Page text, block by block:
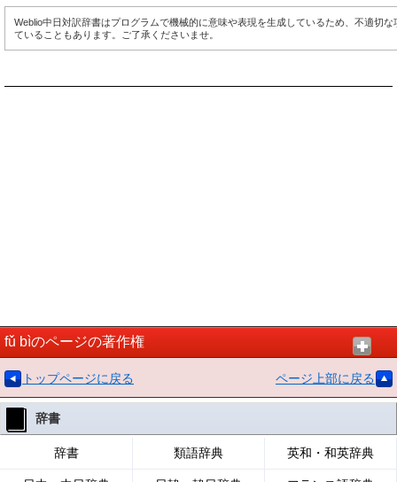
Weblio中日対訳辞書はプログラムで機械的に意味や表現を生成しているため、不適切な
ていることもあります。ご了承くださいませ。
fǔ bìのページの著作権
トップページに戻る ページ上部に戻る
辞書
辞書 類語辞典 英和・和英辞典